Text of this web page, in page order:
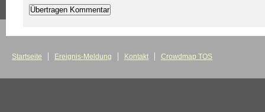
Startseite Ereignis-Meldung Kontakt Crowdmap TOS